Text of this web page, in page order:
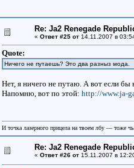
Re: Ja2 Renegade
« Ответ #25 от14.11.2007 в
Quote:
Ничего не путаешь? Это два разныз мода.
Нет, я ничего не путаю. А вот если
Напомню, вот по этой: http://www.ja-
И точка лазерного прицела на твоем лбу — тоже
Re: Ja2 Renegade
« Ответ #26 от15.11.2007 в